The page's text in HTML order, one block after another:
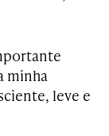
minha
leve e